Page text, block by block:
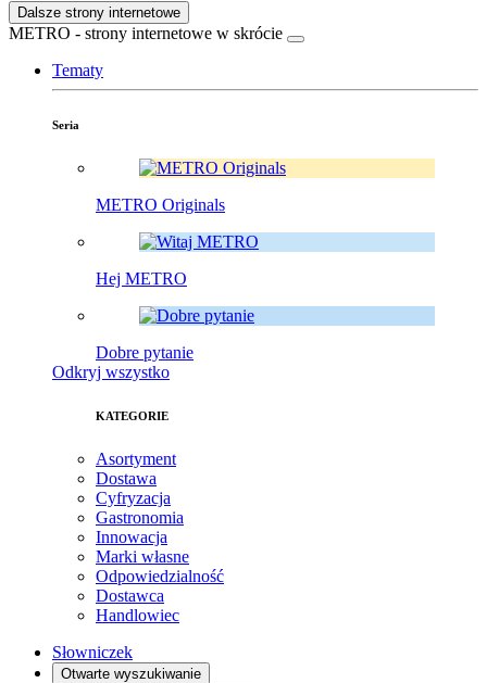
Dalsze strony internetowe
METRO - strony internetowe w skrócie
Tematy
Seria
METRO Originals
Hej METRO
Dobre pytanie
Odkryj wszystko
KATEGORIE
Asortyment
Dostawa
Cyfryzacja
Gastronomia
Innowacja
Marki własne
Odpowiedzialność
Dostawca
Handlowiec
Słowniczek
Otwarte wyszukiwanie